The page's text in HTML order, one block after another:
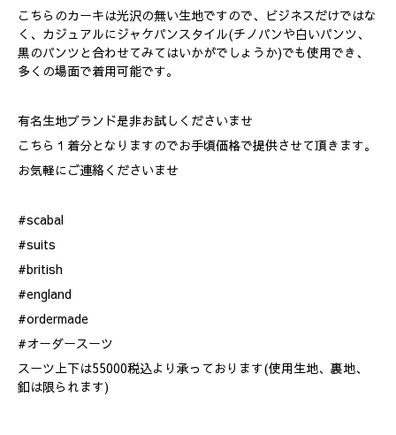
こちらのカーキは光沢の無い生地ですので、ビジネスだけではな
く、カジュアルにジャケパンスタイル(チノパンや白いパンツ、
黒のパンツと合わせてみてはいかがでしょうか)でも使用でき、
多くの場面で着用可能です。
有名生地ブランド是非お試しくださいませ
こちら１着分となりますのでお手頃価格で提供させて頂きます。
お気軽にご連絡くださいませ
#scabal
#suits
#british
#england
#ordermade
#オーダースーツ
スーツ上下は55000税込より承っております(使用生地、裏地、
釦は限られます)